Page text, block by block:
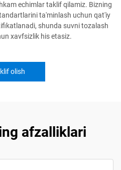
echimlar taklif qilamiz. Bizning
ta'minlash uchun qat'iy
shunda suvni tozalash
xavfsizlik his etasiz.
olish
afzalliklari